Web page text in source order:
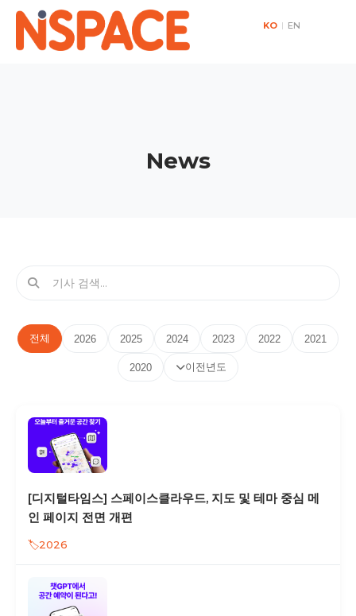
KO | EN
News
전체 2026 2025 2024 2023 2022 2021
2020 이전년도
[디지털타임스] 스페이스클라우드, 지도 및 테마 중심 메
인 페이지 전면 개편
2026